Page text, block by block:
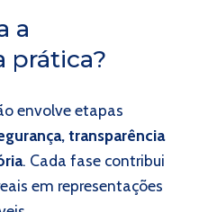
a
prática?
envolve etapas
transparência
. Cada fase contribui
em representações